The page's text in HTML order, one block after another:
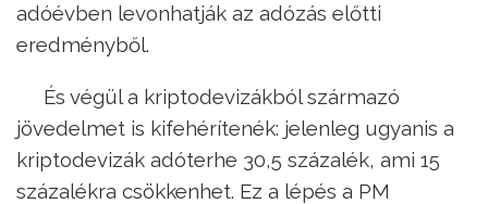
adóévben levonhatják az adózás előtti
eredményből.
És végül a kriptodevizákból származó
jövedelmet is kifehérítenék: jelenleg ugyanis a
kriptodevizák adóterhe 30,5 százalék, ami 15
százalékra csökkenhet. Ez a lépés a PM